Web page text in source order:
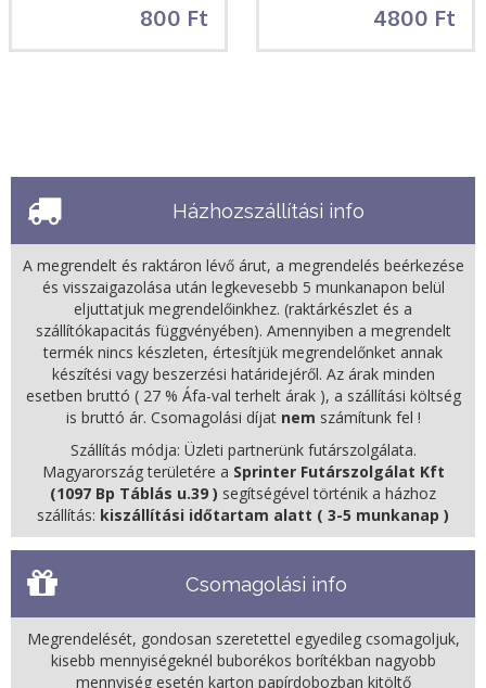
800 Ft 4800 Ft
Házhozszállítási info
A megrendelt és raktáron lévő árut, a megrendelés beérkezése
és visszaigazolása után legkevesebb 5 munkanapon belül
eljuttatjuk megrendelőinkhez. (raktárkészlet és a
szállítókapacitás függvényében). Amennyiben a megrendelt
termék nincs készleten, értesítjük megrendelőnket annak
készítési vagy beszerzési határidejéről. Az árak minden
esetben bruttó ( 27 % Áfa-val terhelt árak ), a szállítási költség
is bruttó ár. Csomagolási díjat nem számítunk fel !
Szállítás módja: Üzleti partnerünk futárszolgálata.
Magyarország területére a Sprinter Futárszolgálat Kft
(1097 Bp Táblás u.39 ) segítségével történik a házhoz
szállítás: kiszállítási időtartam alatt ( 3-5 munkanap )
Csomagolási info
Megrendelését, gondosan szeretettel egyedileg csomagoljuk,
kisebb mennyiségeknél buborékos borítékban nagyobb
mennyiség esetén karton papírdobozban kitöltő